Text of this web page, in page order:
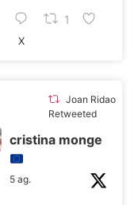
1
X
Joan Ridao
Retweeted
cristina monge
5 ag.